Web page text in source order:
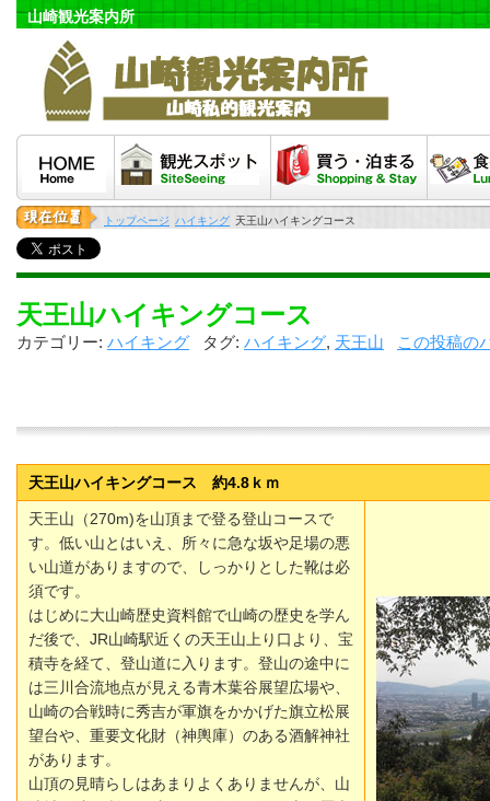
山崎観光案内所
観光スポット 泊まる・買う
トップページ ハイキング 天王山ハイキングコース
天王山ハイキングコース
カテゴリー: ハイキング タグ: ハイキング, 天王山 この投稿の
天王山ハイキングコース 約4.8ｋｍ
天王山（270m)を山頂まで登る登山コースで
す。低い山とはいえ、所々に急な坂や足場の悪
い山道がありますので、しっかりとした靴は必
須です。
はじめに大山崎歴史資料館で山崎の歴史を学ん
だ後で、JR山崎駅近くの天王山上り口より、宝
積寺を経て、登山道に入ります。登山の途中に
は三川合流地点が見える青木葉谷展望広場や、
山崎の合戦時に秀吉が軍旗をかかげた旗立松展
望台や、重要文化財（神輿庫）のある酒解神社
があります。
山頂の見晴らしはあまりよくありませんが、山